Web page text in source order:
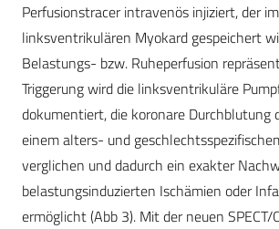
Perfusionstracer intravenös injiziert, der im
linksventrikulären Myokard gespeichert
Belastungs- bzw. Ruheperfusion
Triggerung wird die linksventrikuläre
dokumentiert, die koronare
einem alters- und
verglichen und dadurch ein exakter
belastungsinduzierten Ischämien oder
ermöglicht (Abb 3). Mit der neuen SPECT/